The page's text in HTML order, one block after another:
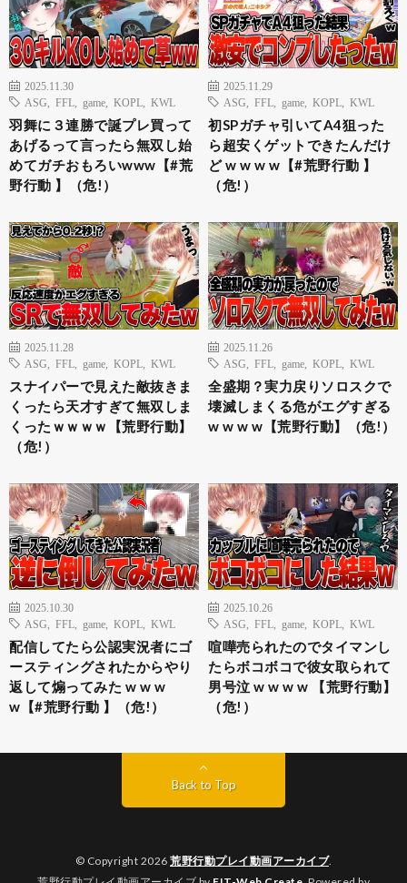
2025.11.30
ASG
FFL game KOPL KWL
羽舞に３連勝で誕プレ買って
あげるって言ったら無双し始
めてガチおもろいwww【#荒
野行動 】（危!）
2025.11.29
ASG
FFL game KOPL KWL
初SPガチャ引いてA4狙った
ら超安くゲットできたんだけ
ど w w w w【#荒野行動 】
（危!）
2025.11.28
ASG
FFL game KOPL KWL
スナイパーで見えた敵抜きま
くったら天才すぎて無双しま
くったｗｗｗｗ【荒野行動】
（危!）
2025.11.26
ASG
FFL game KOPL KWL
全盛期？実力戻りソロスクで
壊滅しまくる危がエグすぎる
w w w w【荒野行動】（危!）
2025.10.30
ASG
FFL game KOPL KWL
配信してたら公認実況者にゴ
ースティングされたからやり
返して煽ってみた w w w
w【#荒野行動 】（危!）
2025.10.26
ASG
FFL game KOPL KWL
喧嘩売られたのでタイマンし
たらボコボコで彼女取られて
男号泣 w w w w 【荒野行動】
（危!）
Back to Top
© Copyright 2026 荒野行動プレイ動画アーカイブ.